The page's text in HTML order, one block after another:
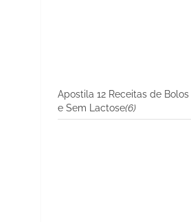
Apostila 12 Receitas de
e Sem Lactose(6)